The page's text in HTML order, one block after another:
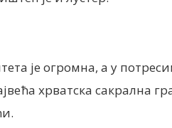
је огромна, а у
хрватска сакрална